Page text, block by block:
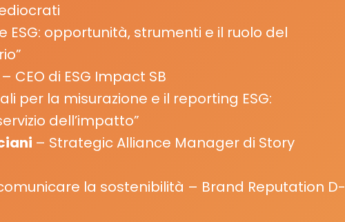
ESG: opportunità, strumenti e il ruolo del
– CEO di ESG Impact SB
per la misurazione e il reporting ESG:
dell’impatto”
– StrategicAlliance Manager di Story
la sostenibilità – Brand Reputation D-